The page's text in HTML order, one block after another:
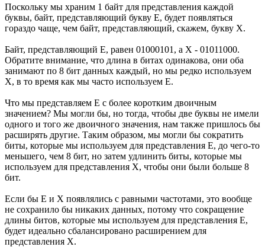
Поскольку мы храним 1 байт для представления каждой
буквы, байт, представляющий букву E, будет появляться
гораздо чаще, чем байт, представляющий, скажем, букву X.
Байт, представляющий E, равен 01000101, а X - 01011000.
Обратите внимание, что длина в битах одинакова, они оба
занимают по 8 бит данных каждый, но мы редко используем
X, в то время как мы часто используем E.
Что мы представляем E с более коротким двоичным
значением? Мы могли бы, но тогда, чтобы две буквы не имели
одного и того же двоичного значения, нам также пришлось бы
расширять другие. Таким образом, мы могли бы сократить
биты, которые мы используем для представления E, до чего-то
меньшего, чем 8 бит, но затем удлинить биты, которые мы
используем для представления X, чтобы они были больше 8
бит.
Если бы E и X появлялись с равными частотами, это вообще
не сохранило бы никаких данных, потому что сокращение
длины битов, которые мы используем для представления E,
будет идеально сбалансировано расширением для
представления X.